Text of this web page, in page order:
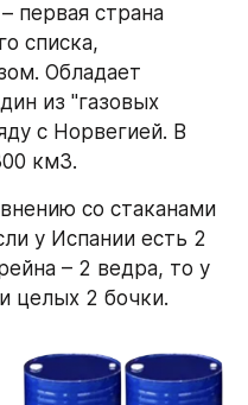
первая страна
списка,
Обладает
из "газовых
км3.
со стаканами
у Испании есть 2
– 2 ведра, то у
целых 2 бочки.